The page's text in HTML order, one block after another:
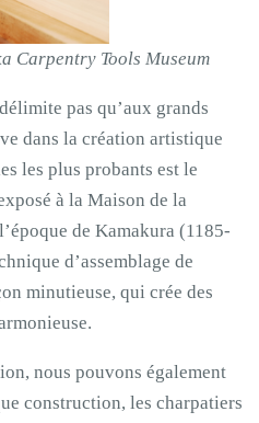
Carpentry Tools Museum
pas qu’aux grands
dans la création artistique
les plus probants est le
à la Maison de la
de Kamakura (1185-
d’assemblage de
minutieuse, qui crée des
nous pouvons également
construction, les charpatiers